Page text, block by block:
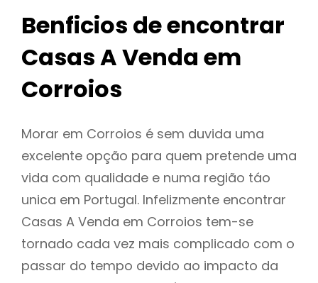
Benficios de encontrar
Casas A Venda em
Corroios
Morar em Corroios é sem duvida uma
excelente opção para quem pretende uma
vida com qualidade e numa região táo
unica em Portugal. Infelizmente encontrar
Casas A Venda em Corroios tem-se
tornado cada vez mais complicado com o
passar do tempo devido ao impacto da